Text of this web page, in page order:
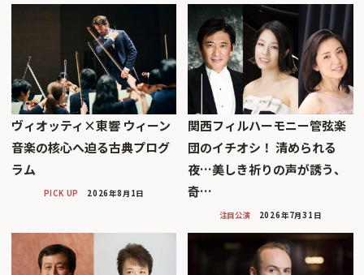
ヴィオッティ×東響 ウィーン
音楽の核心へ迫る古典プログ
ラム
PICK UP 2026年8月1日
関西フィルハーモニー管弦楽
団のイチオシ！ 清められる
夜…美しき祈りの声が誘う、
奇…
注目公演 2026年7月31日